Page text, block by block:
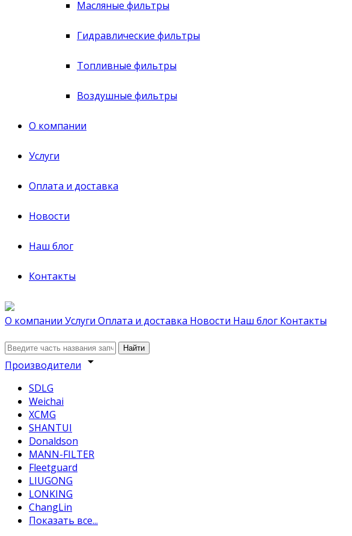
Масляные фильтры
Гидравлические фильтры
Топливные фильтры
Воздушные фильтры
О компании
Услуги
Оплата и доставка
Новости
Наш блог
Контакты
О компании Услуги Оплата и доставка Новости Наш блог Контакты
Найти
Производители arrow_drop_down
SDLG
Weichai
XCMG
SHANTUI
Donaldson
MANN-FILTER
Fleetguard
LIUGONG
LONKING
ChangLin
Показать все...